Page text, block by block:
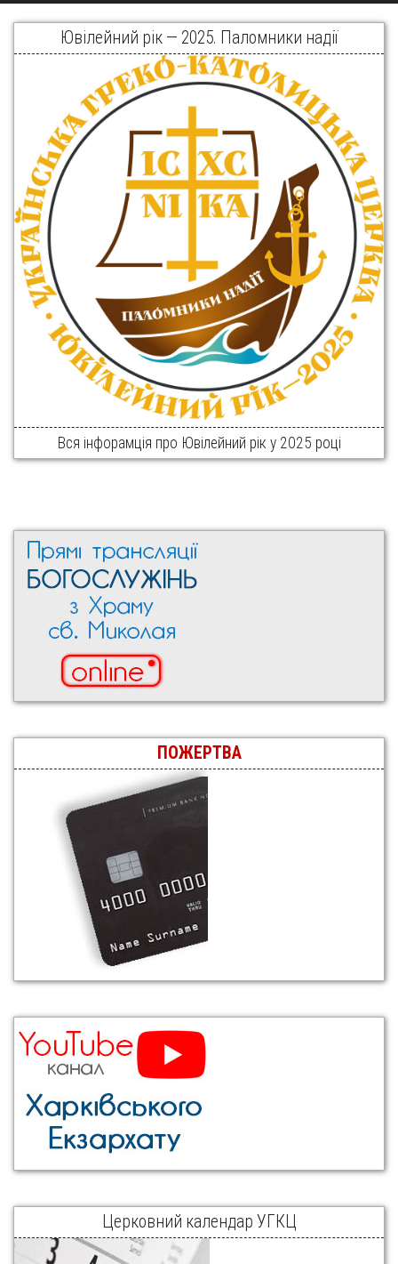
Ювілейний рік — 2025. Паломники надії
Вся інфорамція про Ювілейний рік у 2025 році
ПОЖЕРТВА
Церковний календар УГКЦ